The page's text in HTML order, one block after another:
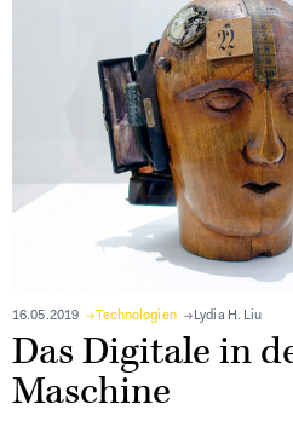
16.05.2019 Technologien Lydia H. Liu
Das Digitale in
Maschine